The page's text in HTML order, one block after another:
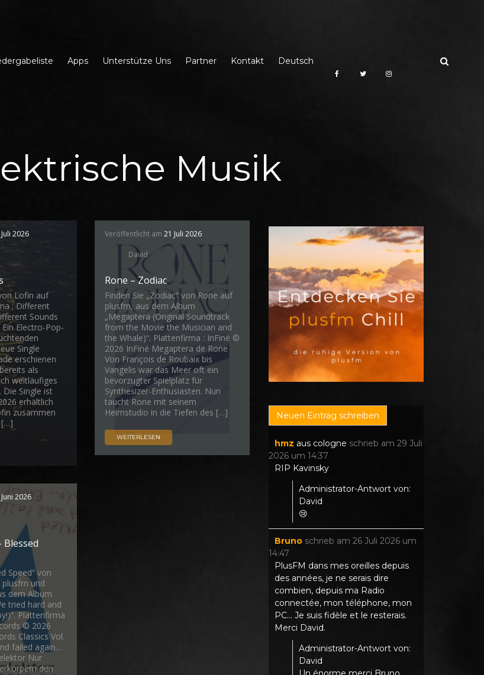
Apps Unterstütze Uns Partner Kontakt Deutsch
Musik
2026
Lofin auf
: Different
Sounds
Ein Electro-Pop-
Single
erschienen
als
weitläufiges
Die Single ist
erhältlich
zusammen
[…]
Veröffentlicht am 21 Juli 2026
David
Rone – Zodiac
Finden Sie „Zodiac“ von Rone auf
plusfm, aus dem Album
„Megaptera (Original Soundtrack
from the Movie the Musician and
the Whale)“. Plattenfirma : InFiné ©
2026 InFiné Megaptera de Rone
Von François de Roubaix bis
Vangelis war das Meer oft ein
bevorzugter Spielplatz für
Synthesizer-Enthusiasten. Nun
taucht Rone mit seinem
Heimstudio in die Tiefen des […]
WEITERLESEN
2026
Speed“ von
und
dem Album
tried hard and
Plattenfirma
© 2026
Classics Vol.
failed again…
Nur
den
hmz aus cologne schrieb am 29 Juli
2026 um 14:37
RIP Kavinsky
Administrator-Antwort von:
David
😢
Bruno schrieb am 26 Juli 2026 um
14:47
PlusFM dans mes oreilles depuis
des années, je ne serais dire
combien, depuis ma Radio
connectée, mon téléphone, mon
PC... Je suis fidèle et le resterais.
Merci David.
Administrator-Antwort von:
David